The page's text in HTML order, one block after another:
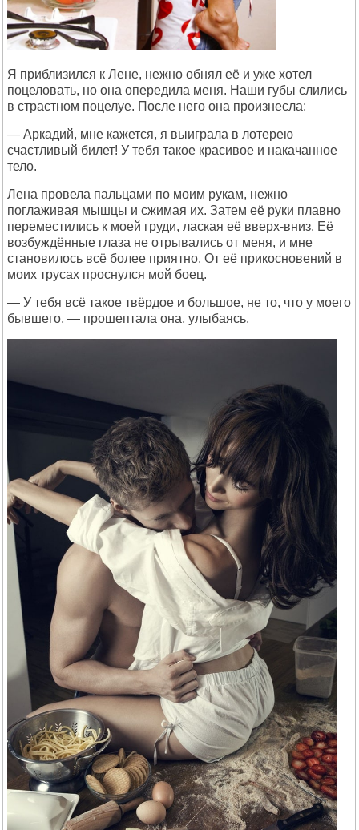
Я приблизился к Лене, нежно обнял её и уже хотел
поцеловать, но она опередила меня. Наши губы слились
в страстном поцелуе. После него она произнесла:
— Аркадий, мне кажется, я выиграла в лотерею
счастливый билет! У тебя такое красивое и накачанное
тело.
Лена провела пальцами по моим рукам, нежно
поглаживая мышцы и сжимая их. Затем её руки плавно
переместились к моей груди, лаская её вверх-вниз. Её
возбуждённые глаза не отрывались от меня, и мне
становилось всё более приятно. От её прикосновений в
моих трусах проснулся мой боец.
— У тебя всё такое твёрдое и большое, не то, что у моего
бывшего, — прошептала она, улыбаясь.